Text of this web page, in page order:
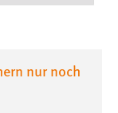
nur noch